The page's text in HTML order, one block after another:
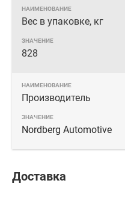
Вес в упаковке, кг
828
Производитель
Nordberg Automotive
Доставка